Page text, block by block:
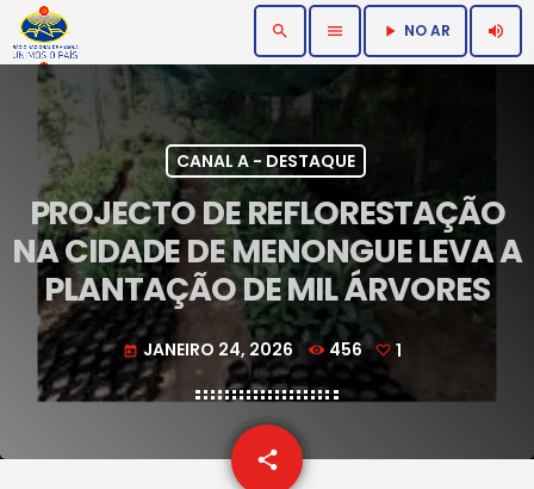
search menu play_arrow NO AR volume_up
CANAL A - DESTAQUE
PROJECTO DE REFLORESTAÇÃO
NA CIDADE DE MENONGUE LEVA A
PLANTAÇÃO DE MIL ÁRVORES
today JANEIRO 24, 2026 456 1
share
email